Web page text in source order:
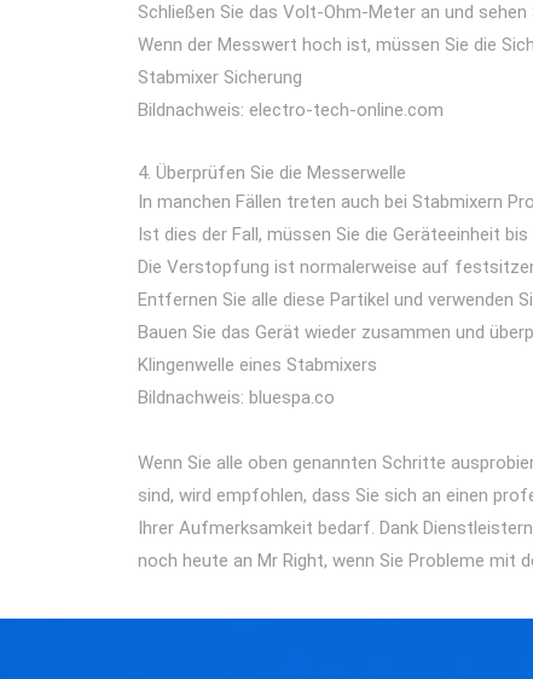
Schließen Sie das Volt-Ohm-Meter an und
Wenn der Messwert hoch ist, müssen Sie die
Stabmixer Sicherung
Bildnachweis: electro-tech-online.com
Überprüfen Sie die Messerwelle
In manchen Fällen treten auch bei Stabmixern
Ist dies der Fall, müssen Sie die Geräteeinheit
Die Verstopfung ist normalerweise auf
Entfernen Sie alle diese Partikel und verwenden
Bauen Sie das Gerät wieder zusammen und
Klingenwelle eines Stabmixers
Bildnachweis: bluespa.co
Wenn Sie alle oben genannten Schritte
sind, wird empfohlen, dass Sie sich an einen
Ihrer Aufmerksamkeit bedarf. Dank
noch heute an Mr Right, wenn Sie Probleme mit